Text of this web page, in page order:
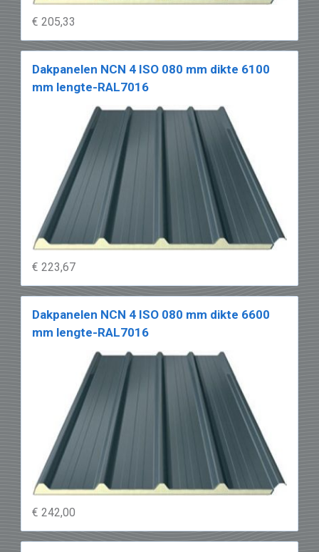
€ 205,33
Dakpanelen NCN 4 ISO 080 mm dikte 6100
mm lengte-RAL7016
€ 223,67
Dakpanelen NCN 4 ISO 080 mm dikte 6600
mm lengte-RAL7016
€ 242,00